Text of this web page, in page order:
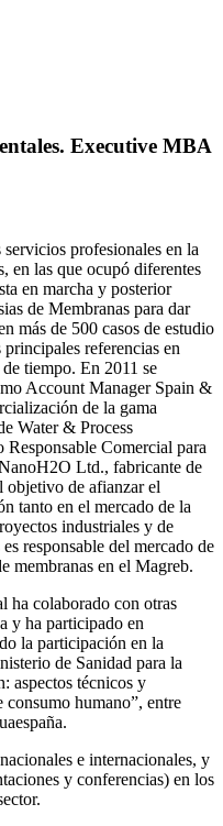
Executive MBA
profesionales en la
en las que ocupó diferentes
en marcha y posterior
de Membranas para dar
más de 500 casos de estudio
referencias en
tiempo. En 2011 se
Account Manager Spain &
de la gama
Water & Process
Comercial para
Ltd., fabricante de
objetivo de afianzar el
tanto en el mercado de la
industriales y de
responsable del mercado de
membranas en el Magreb.
ha colaborado con otras
y ha participado en
la participación en la
de Sanidad para la
aspectos técnicos y
consumo humano”, entre
e internacionales, y
y conferencias) en los